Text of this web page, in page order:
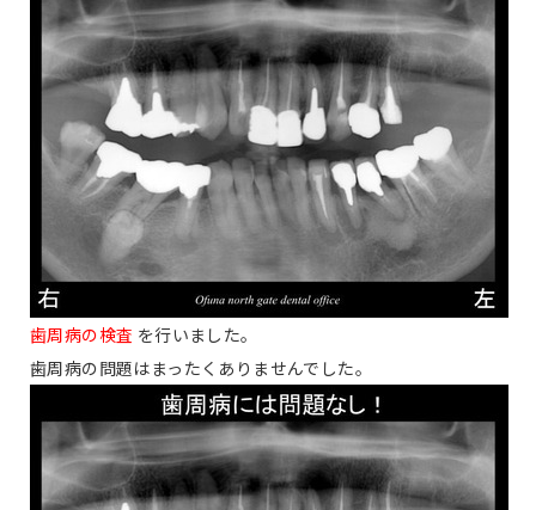
歯周病の検査 を行いました。
歯周病の問題はまったくありませんでした。